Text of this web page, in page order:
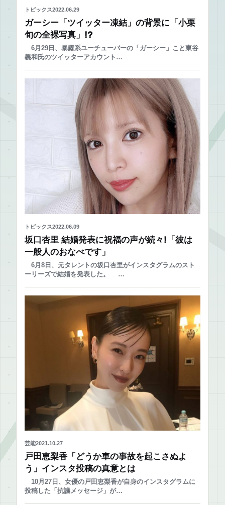
トピックス2022.06.29
ガーシー「ツイッター凍結」の背景に「小栗
旬の全裸写真」!?
6月29日、暴露系ユーチューバーの「ガーシー」こと東谷
義和氏のツイッターアカウント…
トピックス2022.06.09
坂口杏里 結婚発表に祝福の声が続々!「彼は
一般人のおなべです」
6月8日、元タレントの坂口杏里がインスタグラムのスト
ーリーズで結婚を発表した。 …
芸能2021.10.27
戸田恵梨香「どうか車の事故を起こさぬよ
う」インスタ投稿の真意とは
10月27日、女優の戸田恵梨香が自身のインスタグラムに
投稿した「抗議メッセージ」が…